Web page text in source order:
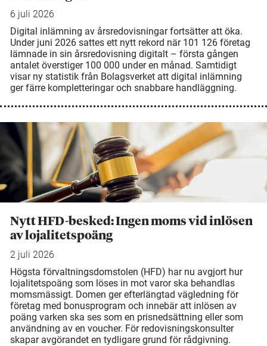
6 juli 2026
Digital inlämning av årsredovisningar fortsätter att öka.
Under juni 2026 sattes ett nytt rekord när 101 126 företag
lämnade in sin årsredovisning digitalt – första gången
antalet överstiger 100 000 under en månad. Samtidigt
visar ny statistik från Bolagsverket att digital inlämning
ger färre kompletteringar och snabbare handläggning.
Nytt HFD-besked: Ingen moms vid inlösen
av lojalitetspoäng
2 juli 2026
Högsta förvaltningsdomstolen (HFD) har nu avgjort hur
lojalitetspoäng som löses in mot varor ska behandlas
momsmässigt. Domen ger efterlängtad vägledning för
företag med bonusprogram och innebär att inlösen av
poäng varken ska ses som en prisnedsättning eller som
användning av en voucher. För redovisningskonsulter
skapar avgörandet en tydligare grund för rådgivning.